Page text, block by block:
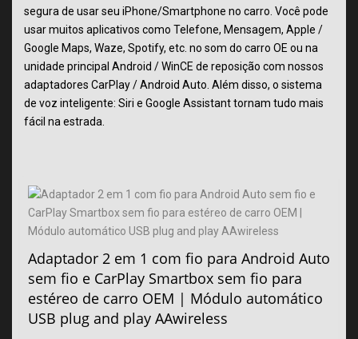
segura de usar seu iPhone/Smartphone no carro. Você pode
usar muitos aplicativos como Telefone, Mensagem, Apple /
Google Maps, Waze, Spotify, etc. no som do carro OE ou na
unidade principal Android / WinCE de reposição com nossos
adaptadores CarPlay / Android Auto. Além disso, o sistema
de voz inteligente: Siri e Google Assistant tornam tudo mais
fácil na estrada.
Adaptador 2 em 1 com fio para Android Auto
sem fio e CarPlay Smartbox sem fio para
estéreo de carro OEM | Módulo automático
USB plug and play AAwireless